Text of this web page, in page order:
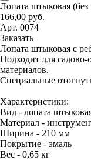
Лопата штыковая (без
166,00 руб.
Арт. 0074
Заказать
Лопата штыковая с
Подходит для
материалов.
Специальные
Характеристики:
Вид - лопата
Материал -
Ширина - 210 мм
Покрытие - эмаль
Вес - 0,65 кг